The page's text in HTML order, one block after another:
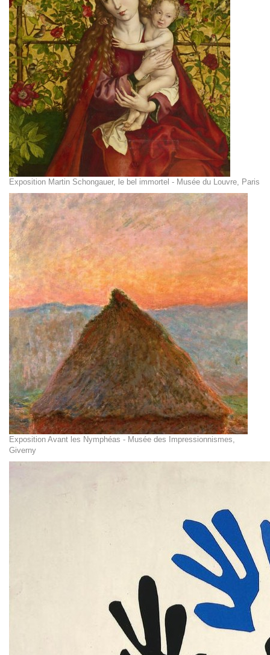
Exposition Martin Schongauer, le bel immortel - Musée du Louvre, Paris
Exposition Avant les Nymphéas - Musée des Impressionnismes,
Giverny